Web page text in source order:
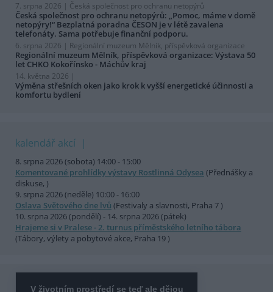
7. srpna 2026 | Česká společnost pro ochranu netopýrů
Česká společnost pro ochranu netopýrů: „Pomoc, máme v domě
netopýry!“ Bezplatná poradna ČESON je v létě zavalena
telefonáty. Sama potřebuje finanční podporu.
6. srpna 2026 | Regionální muzeum Mělník, příspěvková organizace
Regionální muzeum Mělník, příspěvková organizace: Výstava 50
let CHKO Kokořínsko - Máchův kraj
14. května 2026 |
Výměna střešních oken jako krok k vyšší energetické účinnosti a
komfortu bydlení
kalendář akcí
8. srpna 2026 (sobota) 14:00 - 15:00
Komentované prohlídky výstavy Rostlinná Odysea (Přednášky a
diskuse, )
9. srpna 2026 (neděle) 10:00 - 16:00
Oslava Světového dne lvů (Festivaly a slavnosti, Praha 7 )
10. srpna 2026 (pondělí) - 14. srpna 2026 (pátek)
Hrajeme si v Pralese - 2. turnus příměstského letního tábora
(Tábory, výlety a pobytové akce, Praha 19 )